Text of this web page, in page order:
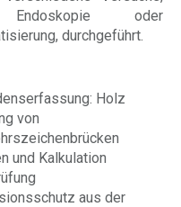
oder
durchgeführt.
Holz
von
und Kalkulation
aus der